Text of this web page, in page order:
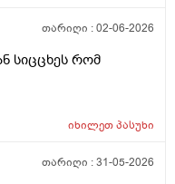
თარიღი :02-06-2026
სიცცხეს რომ
იხილეთპასუხი
თარიღი :31-05-2026